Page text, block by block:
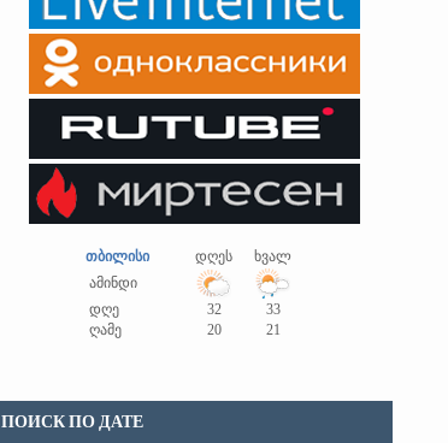
თბილისი დღეს
ხვალ
ამინდი
დღე
32
33
ღამე
20 21
ПОИСК ПО ДАТЕ